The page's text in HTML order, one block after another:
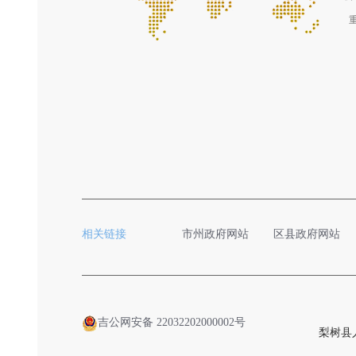
相关链接 市州政府网站 区县政府网站
吉公网安备 22032202000002号
梨树县